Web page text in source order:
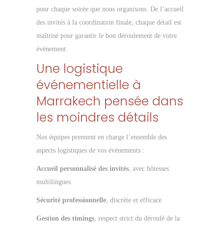
pour chaque soirée que nous organisons. De l’accueil
des invités à la coordination finale, chaque détail est
maîtrisé pour garantir le bon déroulement de votre
événement.
Une logistique
événementielle à
Marrakech pensée dans
les moindres détails
Nos équipes prennent en charge l’ensemble des
aspects logistiques de vos événements :
Accueil personnalisé des invités, avec hôtesses
multilingues
Sécurité professionnelle, discrète et efficace
Gestion des timings, respect strict du déroulé de la